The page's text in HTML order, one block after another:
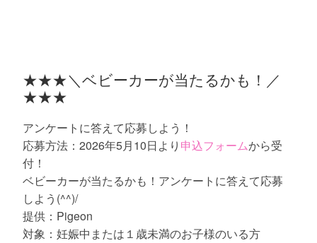
★★★＼ベビーカーが当たるかも！／
★★★
アンケートに答えて応募しよう！
応募方法：2026年5月10日より 申込フォームから受
付！
ベビーカーが当たるかも！アンケートに答えて応募
しよう(^^)/
提供：Pigeon
対象：妊娠中または１歳未満のお子様のいる方